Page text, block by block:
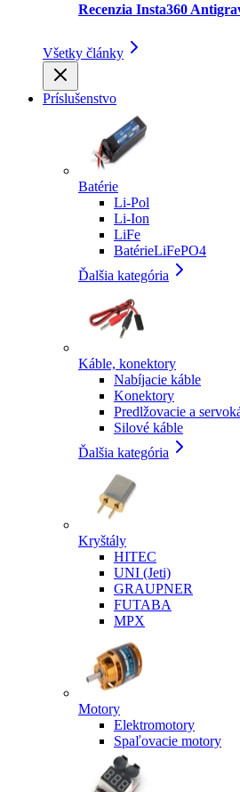
Recenzia Insta360
Všetky články
Príslušenstvo
Batérie
Li-Pol
Li-Ion
LiFe
BatérieLiFePO4
Ďalšia kategória
Káble, konektory
Nabíjacie káble
Konektory
Predlžovacie a
Silové káble
Ďalšia kategória
Kryštály
HITEC
UNI (Jeti)
GRAUPNER
FUTABA
MPX
Motory
Elektromotory
Spaľovacie motory